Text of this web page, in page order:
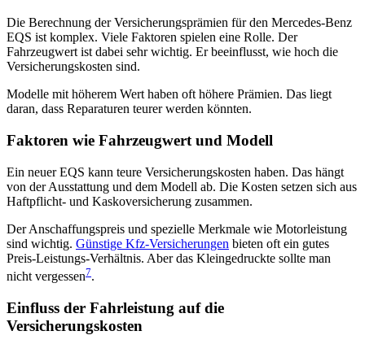
Die Berechnung der Versicherungsprämien für den Mercedes-Benz
EQS ist komplex. Viele Faktoren spielen eine Rolle. Der
Fahrzeugwert ist dabei sehr wichtig. Er beeinflusst, wie hoch die
Versicherungskosten sind.
Modelle mit höherem Wert haben oft höhere Prämien. Das liegt
daran, dass Reparaturen teurer werden könnten.
Faktoren wie Fahrzeugwert und Modell
Ein neuer EQS kann teure Versicherungskosten haben. Das hängt
von der Ausstattung und dem Modell ab. Die Kosten setzen sich aus
Haftpflicht- und Kaskoversicherung zusammen.
Der Anschaffungspreis und spezielle Merkmale wie Motorleistung
sind wichtig. Günstige Kfz-Versicherungen bieten oft ein gutes
Preis-Leistungs-Verhältnis. Aber das Kleingedruckte sollte man
nicht vergessen7.
Einfluss der Fahrleistung auf die
Versicherungskosten